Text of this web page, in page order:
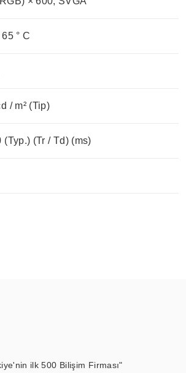
° C
/ m² (Tip)
(Typ.) (Tr / Td) (ms)
ilk 500 Bilişim Firması"